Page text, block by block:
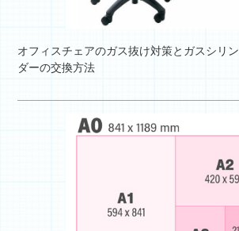
オフィスチェアのガス抜け対策とガスシリン
ダーの交換方法